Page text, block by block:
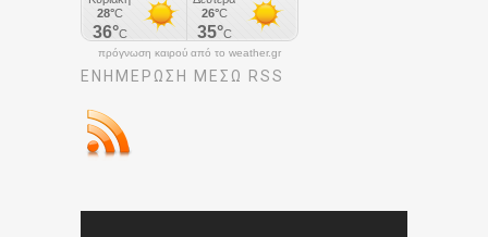
πρόγνωση καιρού από το weather.gr
ΕΝΗΜΈΡΩΣΉ ΜΕΣΩ RSS